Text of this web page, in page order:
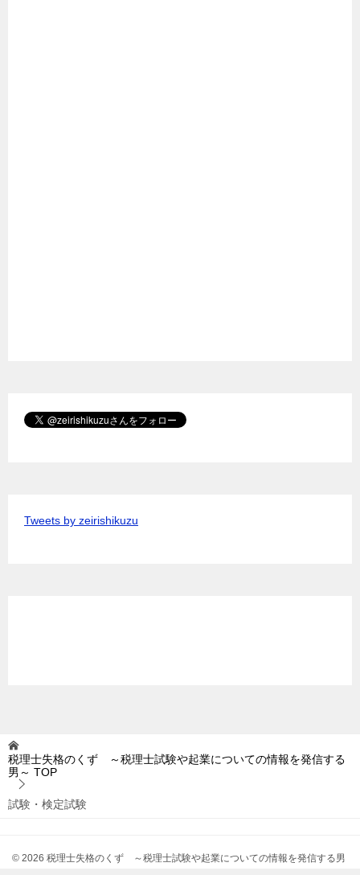
Tweets by zeirishikuzu
税理士失格のくず ～税理士試験や起業についての情報を発信する
男～ TOP
試験・検定試験
© 2026 税理士失格のくず ～税理士試験や起業についての情報を発信する男